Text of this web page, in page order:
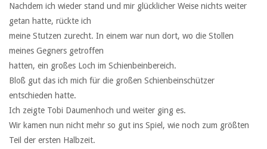
Nachdem ich wieder stand und mir glücklicher Weise nichts weiter
getan hatte, rückte ich
meine Stutzen zurecht. In einem war nun dort, wo die Stollen
meines Gegners getroffen
hatten, ein großes Loch im Schienbeinbereich.
Bloß gut das ich mich für die großen Schienbeinschützer
entschieden hatte.
Ich zeigte Tobi Daumenhoch und weiter ging es.
Wir kamen nun nicht mehr so gut ins Spiel, wie noch zum größten
Teil der ersten Halbzeit.